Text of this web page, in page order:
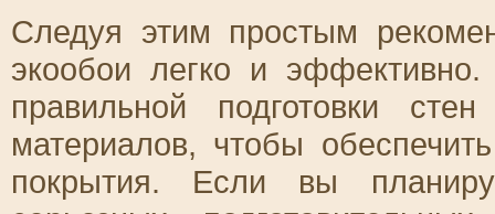
Следуя этим простым
экообои легко и
правильной подготовки
материалов, чтобы
покрытия. Если вы